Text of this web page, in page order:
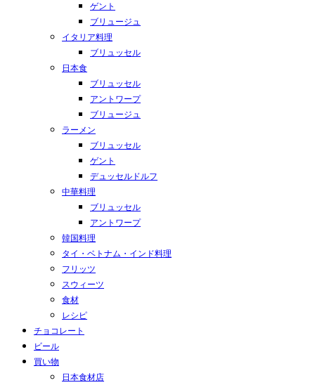
ゲント
ブリュージュ
イタリア料理
ブリュッセル
日本食
ブリュッセル
アントワープ
ブリュージュ
ラーメン
ブリュッセル
ゲント
デュッセルドルフ
中華料理
ブリュッセル
アントワープ
韓国料理
タイ・ベトナム・インド料理
フリッツ
スウィーツ
食材
レシピ
チョコレート
ビール
買い物
日本食材店